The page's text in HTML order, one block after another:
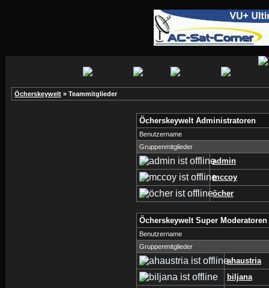
Öcherskeywelt » Teammitglieder
Öcherskeywelt Administratoren
Benutzername
Gruppenmitglieder
admin
mccoy
öcher
Öcherskeywelt Super Moderatoren
Benutzername
Gruppenmitglieder
ahaustria
biljana